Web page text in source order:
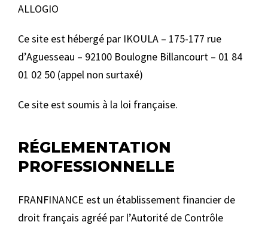
ALLOGIO
Ce site est hébergé par IKOULA – 175-177 rue
d’Aguesseau – 92100 Boulogne Billancourt – 01 84
01 02 50 (appel non surtaxé)
Ce site est soumis à la loi française.
RÉGLEMENTATION
PROFESSIONNELLE
FRANFINANCE est un établissement financier de
droit français agréé par l’Autorité de Contrôle